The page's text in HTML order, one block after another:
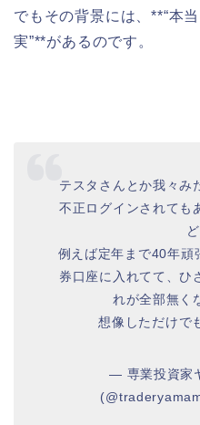
でもその背景には、**“本
実”**があるのです。
テスタさんとか我々み
不正ログインされても
例えば定年まで40年頑
券口座に入れてて、ひ
れが全部無く
想像しただけで
— 専業投資家